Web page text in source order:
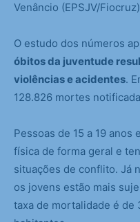
Venâncio (EPSJV/
O estudo dos números
óbitos da juventude
violências e acidentes.
128.826 mortes
Pessoas de 15 a 19
física de forma geral e
situações de conflito. Já
os jovens estão mais
taxa de mortalidade é de